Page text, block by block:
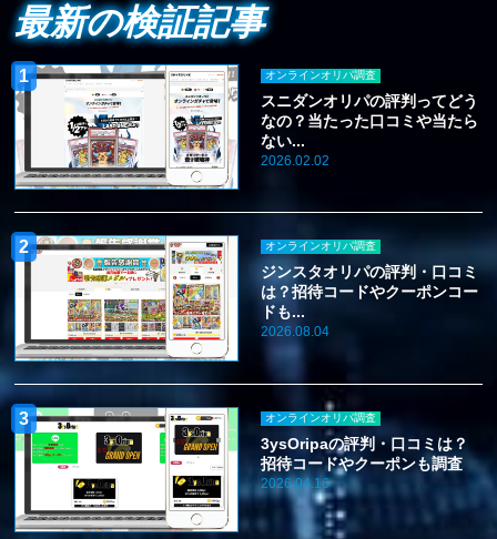
最新の検証記事
オンラインオリパ調査
スニダンオリパの評判ってどう
なの？当たった口コミや当たら
ない...
2026.02.02
オンラインオリパ調査
ジンスタオリパの評判・口コミ
は？招待コードやクーポンコー
ドも...
2026.08.04
オンラインオリパ調査
3ysOripaの評判・口コミは？
招待コードやクーポンも調査
2026.04.16